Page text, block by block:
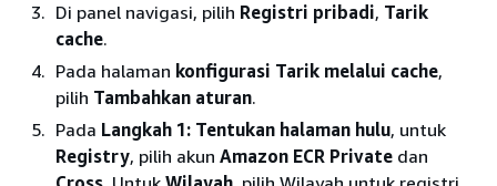
Di panel navigasi, pilih Registri pribadi, Tarik
cache.
Pada halaman konfigurasi Tarik melalui cache,
pilih Tambahkan aturan.
Pada Langkah 1: Tentukan halaman hulu, untuk
Registry, pilih akun Amazon ECR Private dan